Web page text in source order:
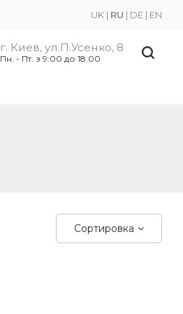
UK | RU | DE | EN
г. Киев, ул.П.Усенко, 8
Пн. - Пт. з 9:00 до 18:00
Сортировка